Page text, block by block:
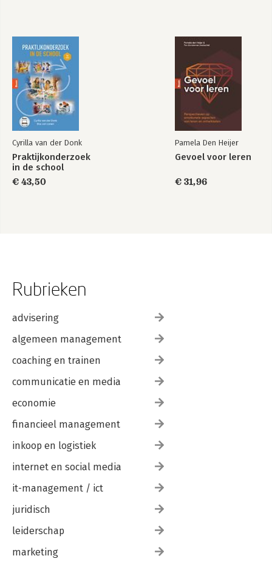
Cyrilla van der Donk
Praktijkonderzoek
in de school
€ 43,50
Pamela Den Heijer
Gevoel voor leren
€ 31,96
Rubrieken
advisering
algemeen management
coaching en trainen
communicatie en media
economie
financieel management
inkoop en logistiek
internet en social media
it-management / ict
juridisch
leiderschap
marketing